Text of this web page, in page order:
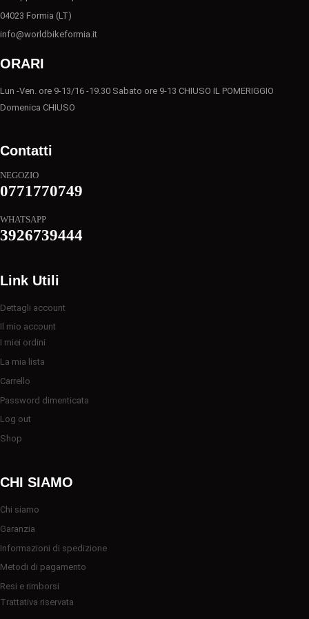
04023 Formia (LT)
info@worldbikeformia.it
ORARI
Lun -Ven. ore 9-13/16 -19.30 Sabato ore 9-13 CHIUSO IL POMERIGGIO
Domenica CHIUSO
Contatti
NEGOZIO
0771770749
WHATSAPP
3926739444
Link Utili
Dettagli account
Il mio account
I miei ordini
La mia lista
Carrello
Password dimenticata
Log out
Shop
CHI SIAMO
Chi siamo
Garanzia
Informazioni di spedizione
Metodi di pagamento
Resi e rimborsi
Trattativa riservata